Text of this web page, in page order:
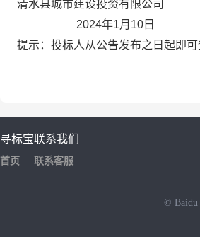
清水县城市建设投资有限公司
2024年1月10日
提示： 投标人从公告发布之日起即
寻标宝
首页
联系我们
联系客服
© Baidu